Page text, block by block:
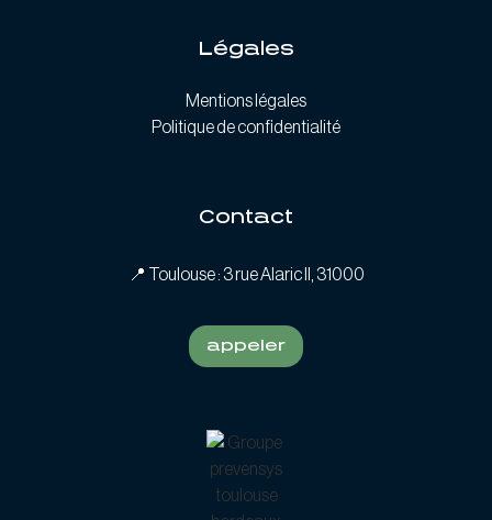
Légales
Mentions légales
Politique de confidentialité
Contact
📍 Toulouse : 3 rue Alaric II, 31000
appeler